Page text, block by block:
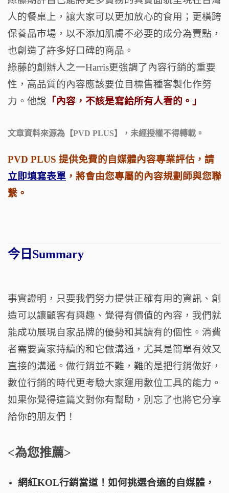
人的餐桌上，讓大家可以更加放心的食用；更橫跨
保養品市場，以不添加肌膚不必要的成分為賣點，
也創造了許多好口碑的商品。
綠藤的創辦人之一Harris更強調了內容行銷的重要
性，高品質的內容應該要位目標售種客製化作努
力。他說 「內容，不該是寫給所有人看的。」
文章資料來源為【PVD PLUS】， 未經授權不得轉載。
PVD PLUS 提供免費的自媒體內容專業評估，請
立即填寫表單 ，將會由您專屬的內容規劃師與您聯
繫。
今日Summary
事實證明，只要我們努力提供正確有用的資訊、創
造可以讓顧客有興趣、覺得有價值的內容，我們就
能成功展現自家品牌的優勢和其讀有的個性。消費
者需要賣家持續的和它做溝通，尤其是簡單有效又
直接的溝通。做行銷並不難，難的是把行銷做好，
數位行銷的時代更考驗大家運用數位工具的能力。
如果你覺得這篇文對你有幫助，別忘了也將它分享
給你的朋友們！
<為您推薦>
網紅KOL行銷當道！如何挑選合適的自媒體，